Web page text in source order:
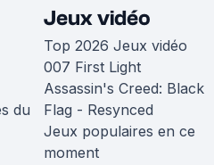
du
Jeux vidéo
Top 2026 Jeux vidéo
007 First Light
Assassin's Creed: Black
Flag - Resynced
Jeux populaires en ce
moment